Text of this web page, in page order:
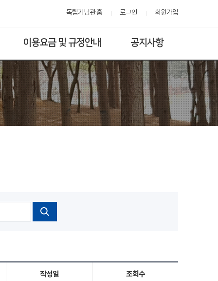
독립기념관 홈 로그인 회원가입
이용요금 및 규정안내 공지사항
작성일 조회수